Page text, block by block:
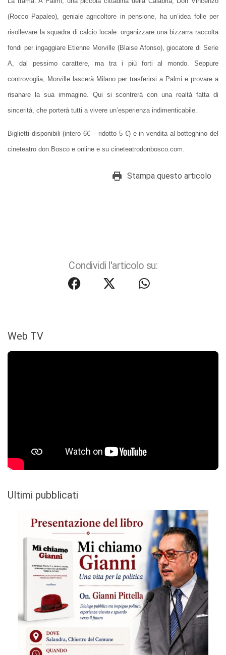
(Rocco Papaleo), geniale agricoltore in pensione, ha un’idea folle per
risollevare la squadra di calcio locale: organizzare una bizzarra raccolta
fondi per ingaggiare Etienne Morville (Blaise Afonso), giocatore di Serie
A, dal pessimo carattere, ma tra i più forti al mondo. Seppure
controvoglia, Morville lascerà Milano per trasferirsi a Palmi e provare a
risanare la sua immagine. Qui si scontrerà con una realtà fatta di
sincerità, che porterà tutti a vivere un’esperienza indimenticabile.
Biglietti disponibili (intero 6€ – ridotto 5 €) e in vendita al botteghino del
cineteatro don Bosco e online e su cineteatrodonbosco.com.
Stampa questo articolo
Condividi l'articolo su:
Web TV
Ultimi pubblicati